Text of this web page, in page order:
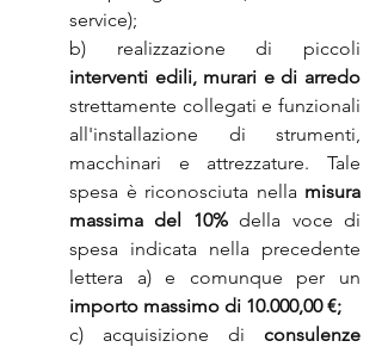
service);
interventi edili, murari e di arredo
strettamente collegati e funzionali
all'installazione di strumenti,
macchinari e attrezzature. Tale
spesa è riconosciuta nella misura
massima del 10% della voce di
spesa indicata nella precedente
importo massimo di 10.000,00 €;
c) acquisizione di consulenze